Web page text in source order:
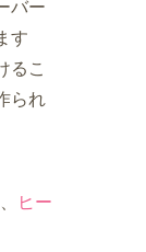
バー
す
るこ
られ
ヒー